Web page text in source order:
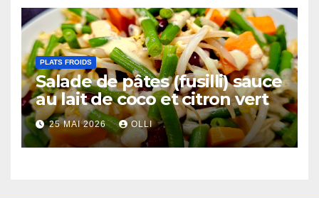
PLATS FROIDS
Salade de pâtes (fusilli) sauce
au lait de coco et citron vert
25 MAI 2026 OLLI